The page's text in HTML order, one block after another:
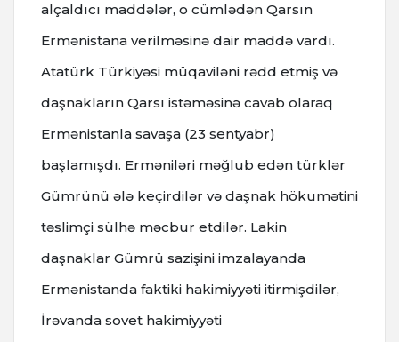
alçaldıcı maddələr, o cümlədən Qarsın
Ermənistana verilməsinə dair maddə vardı.
Atatürk Türkiyəsi müqaviləni rədd etmiş və
daşnakların Qarsı istəməsinə cavab olaraq
Ermənistanla savaşa (23 sentyabr)
başlamışdı. Erməniləri məğlub edən türklər
Gümrünü ələ keçirdilər və daşnak hökumətini
təslimçi sülhə məcbur etdilər. Lakin
daşnaklar Gümrü sazişini imzalayanda
Ermənistanda faktiki hakimiyyəti itirmişdilər,
İrəvanda sovet hakimiyyəti